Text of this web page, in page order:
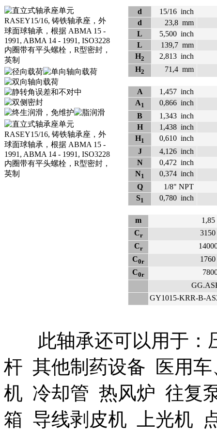
d 15/16 inch
d
23,8 mm
L
5,500 inch
L
139,7 mm
H2 2,813 inch
H2 71,4 mm
A 1,457 inch
A1 0,866 inch
B
1,343 inch
H
1,438 inch
H1 0,610 inch
J
4,126 inch
N
0,472 inch
N1 0,374 inch
Q
1/8" NPT
S1 0,780 inch
m 1,85
Cr 3150
Cr
C0r 1760
C0r
GY1015-KRR-B-
此轴承还可以用于：
杆 其他制药设备 医用
机 冷却管 热风炉 往复
箱 导线剥皮机 上光机